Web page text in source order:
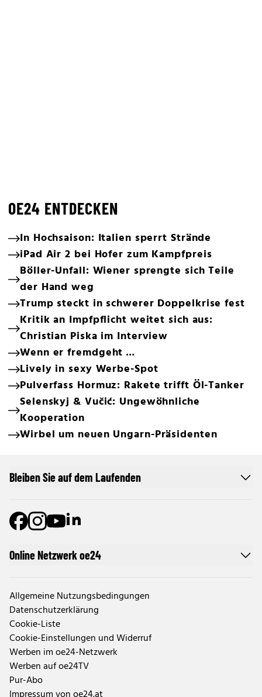
OE24 ENTDECKEN
In Hochsaison: Italien sperrt Strände
iPad Air 2 bei Hofer zum Kampfpreis
Böller-Unfall: Wiener sprengte sich Teile
der Hand weg
Trump steckt in schwerer Doppelkrise fest
Kritik an Impfpflicht weitet sich aus:
Christian Piska im Interview
Wenn er fremdgeht …
Lively in sexy Werbe-Spot
Pulverfass Hormuz: Rakete trifft Öl-Tanker
Selenskyj & Vučić: Ungewöhnliche
Kooperation
Wirbel um neuen Ungarn-Präsidenten
Online Netzwerk oe24
Allgemeine Nutzungsbedingungen
Datenschutzerklärung
Cookie-Liste
Cookie-Einstellungen und Widerruf
Werben im oe24-Netzwerk
Werben auf oe24TV
Pur-Abo
Bleiben Sie auf dem Laufenden